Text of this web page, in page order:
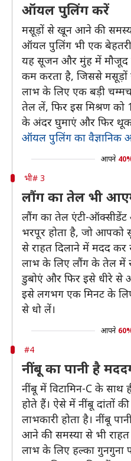
ऑयल पुलिंग करें
मसूड़ों से खून आने की
ऑयल पुलिंग भी एक
यह सूजन और मुंह में मौजूद
कम करता है, जिससे
लाभ के लिए एक बड़ी
तेल लें, फिर इस मिश्रण को
के अंदर घुमाएं और फिर
ऑयल पुलिंग का वैज्ञानिक
आपने
भी# 3
लौंग का तेल भी
लौंग का तेल एंटी-
भरपूर होता है, जो
से राहत दिलाने में मदद कर
लाभ के लिए लौंग के तेल
डुबोएं और फिर इसे धीरे से
इसे लगभग एक मिनट के
से धो लें।
आपने
#4
नींबू का पानी है
नींबू में विटामिन-C के
होते हैं। ऐसे में नींबू दांतों
लाभकारी होता है। नींबू
आने की समस्या से भी
लाभ के लिए हल्का गुनगुना